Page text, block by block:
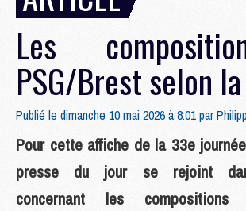
Les
PSG/Brest selon
Publié le dimanche 10 mai 2026 à 8:01 par
Pour cette affiche de la 33e
presse du jour se rejoint
concernant les